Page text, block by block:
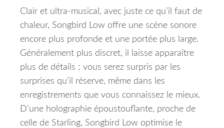
Clair et ultra-musical, avec juste ce qu’il faut de
chaleur, Songbird Low offre une scène sonore
encore plus profonde et une portée plus large.
Généralement plus discret, il laisse apparaître
plus de détails ; vous serez surpris par les
surprises qu’il réserve, même dans les
enregistrements que vous connaissez le mieux.
D’une holographie époustouflante, proche de
celle de Starling, Songbird Low optimise le